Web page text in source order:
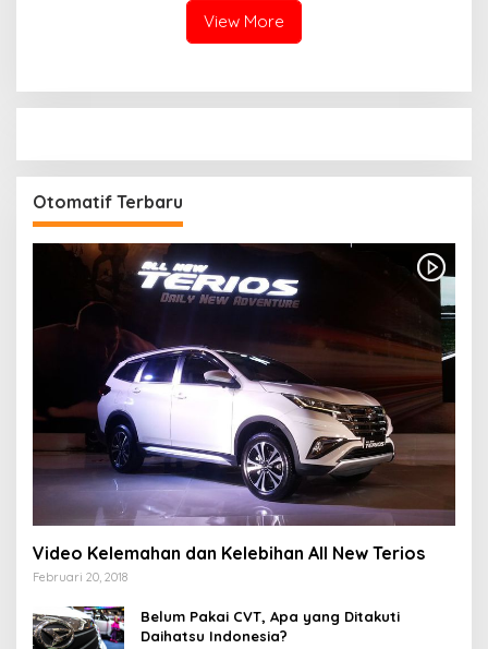
View More
Otomatif Terbaru
Video Kelemahan dan Kelebihan All New Terios
Februari 20, 2018
Belum Pakai CVT, Apa yang Ditakuti
Daihatsu Indonesia?